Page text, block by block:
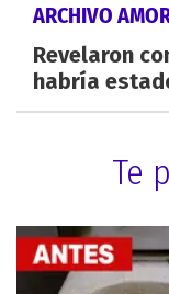
ARCHIVO
Revelaron
habría
Te